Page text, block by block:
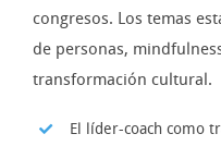
congresos. Los temas
de personas,
transformación cultural.
El líder-coach como